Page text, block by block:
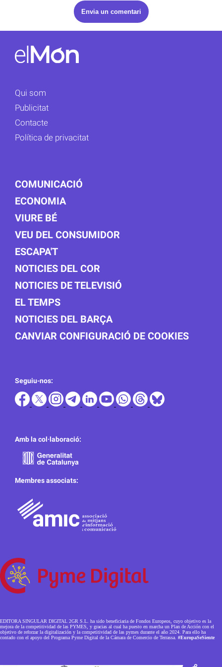
Qui som
Publicitat
Contacte
Política de privacitat
COMUNICACIÓ
ECONOMIA
VIURE BÉ
VEU DEL CONSUMIDOR
ESCAPA'T
NOTICIES DEL COR
NOTICIES DE TELEVISIÓ
EL TEMPS
NOTICIES DEL BARÇA
CANVIAR CONFIGURACIÓ DE COOKIES
Seguiu-nos:
Amb la col·laboració:
Membres associats:
EDITORA SINGULAR DIGITAL 2GR S.L. ha sido beneficiaria de Fondos Europeos, cuyo objetivo es la
mejora de la competitividad de las PYMES, y gracias al cual ha puesto en marcha un Plan de Acción con el
objetivo de reforzar la digitalización y la competitividad de las pymes durante el año 2024. Para ello ha
contado con el apoyo del Programa Pyme Digital de la Cámara de Comercio de Terrassa. #EuropaSeSiente